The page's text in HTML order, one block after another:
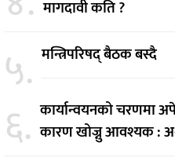
मागदावी कति ?
५. मन्त्रिपरिषद् बैठक बस्दै
६. कार्यान्वयनको चरणमा
कारण खोज्नु आवश्यक :